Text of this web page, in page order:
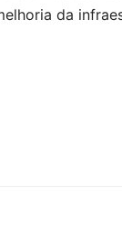
da